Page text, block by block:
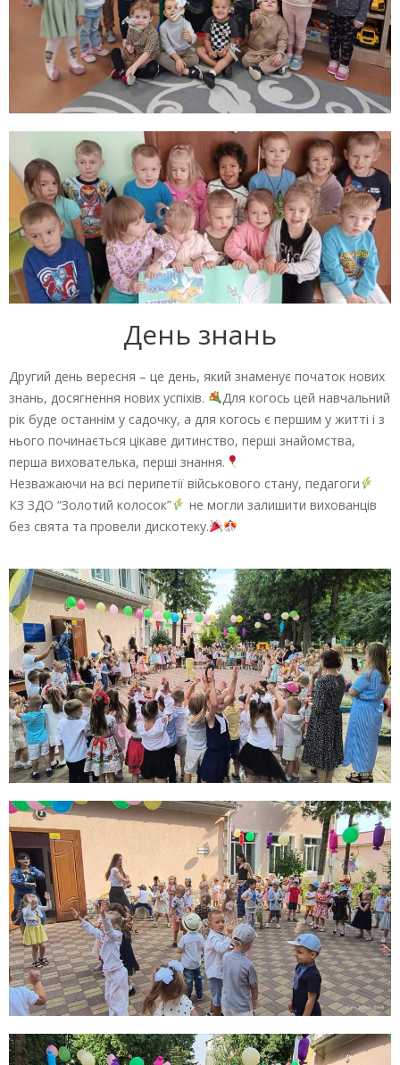
День знань
Другий день вересня – це день, який знаменує початок нових
знань, досягнення нових успіхів.
Для когось цей навчальний
рік буде останнім у садочку, а для когось є першим у житті і з
нього починається цікаве дитинство, перші знайомства,
перша вихователька, перші знання.
Незважаючи на всі перипетії військового стану, педагоги
КЗ ЗДО “Золотий колосок”
не могли залишити вихованців
без свята та провели дискотеку.